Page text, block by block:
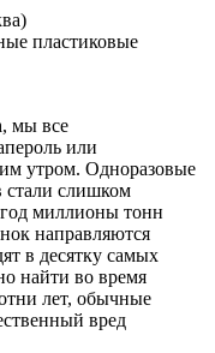
пластиковые
мы все
или
утром. Одноразовые
стали слишком
миллионы тонн
направляются
в десятку самых
найти во время
лет, обычные
вред